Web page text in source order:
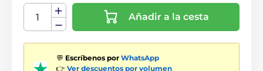
Añadir a la cesta
💬 Escríbenos por WhatsApp
👉 Ver descuentos por volumen